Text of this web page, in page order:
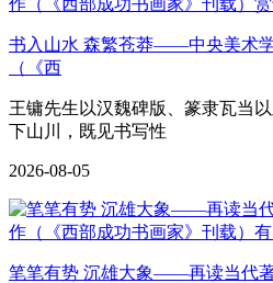
书入山水 森繁苍莽——中央美术
（《西
王镛先生以汉魏碑版、篆隶瓦当
下山川，既见书写性
2026-08-05
笔笔有势 沉雄大象——再读当代